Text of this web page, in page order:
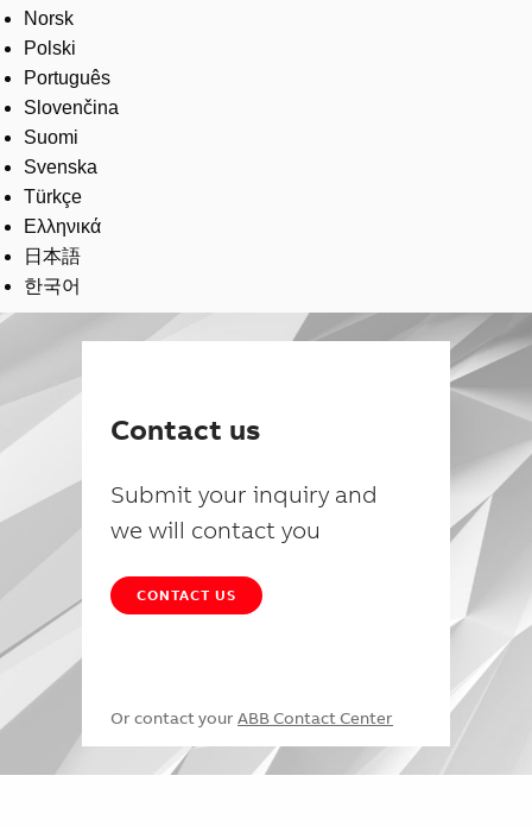
Norsk
Polski
Português
Slovenčina
Suomi
Svenska
Türkçe
Ελληνικά
日本語
한국어
Contact us
Submit your inquiry and
we will contact you
CONTACT US
Or contact your ABB Contact Center